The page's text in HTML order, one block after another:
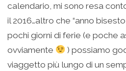
calendario, mi sono resa
il 2016…altro che “anno
pochi giorni di ferie (e poche
ovviamente
) possiamo
viaggetto più lungo di un